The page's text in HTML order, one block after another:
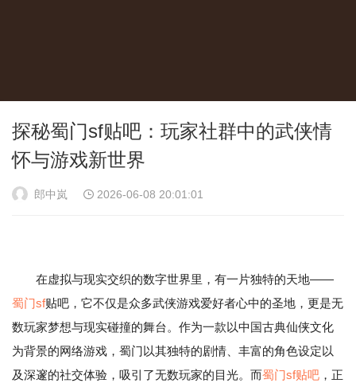
探秘蜀门sf贴吧：玩家社群中的武侠情
怀与游戏新世界
郎中岚 2026-06-08 20:01:01
在虚拟与现实交织的数字世界里，有一片独特的天地——
蜀门sf贴吧，它不仅是众多武侠游戏爱好者心中的圣地，更是无
数玩家梦想与现实碰撞的舞台。作为一款以中国古典仙侠文化
为背景的网络游戏，蜀门以其独特的剧情、丰富的角色设定以
及深邃的社交体验，吸引了无数玩家的目光。而蜀门sf贴吧 ，正